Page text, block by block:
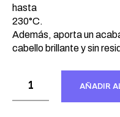
hasta
230°C.
Además, aporta un
cabello brillante y sin
AÑADIR